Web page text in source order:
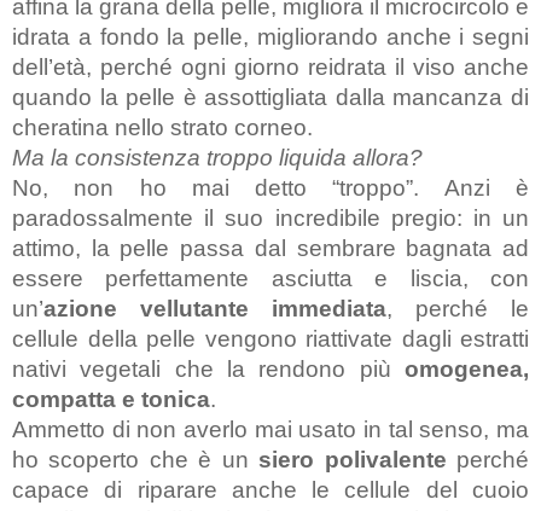
affina la grana della pelle, migliora il microcircolo e
idrata a fondo la pelle, migliorando anche i segni
dell’età, perché ogni giorno reidrata il viso anche
quando la pelle è assottigliata dalla mancanza di
cheratina nello strato corneo.
Ma la consistenza troppo liquida allora?
No, non ho mai detto “troppo”. Anzi è
paradossalmente il suo incredibile pregio: in un
attimo, la pelle passa dal sembrare bagnata ad
essere perfettamente asciutta e liscia, con
un’azione vellutante immediata, perché le
cellule della pelle vengono riattivate dagli estratti
nativi vegetali che la rendono più omogenea,
compatta e tonica.
Ammetto di non averlo mai usato in tal senso, ma
ho scoperto che è un siero polivalente perché
capace di riparare anche le cellule del cuoio